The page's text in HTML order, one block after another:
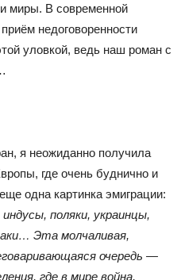
миры. В современной
недоговоренности
уловкой, ведь наш роман с
я неожиданно получила
где очень буднично и
одна картинка эмиграции:
поляки, украинцы,
Эта молчаливая,
очередь ―
где в мире война,